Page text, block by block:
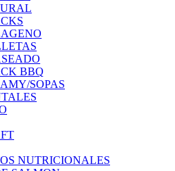
BBQ
SOPAS
NUTRICIONALES